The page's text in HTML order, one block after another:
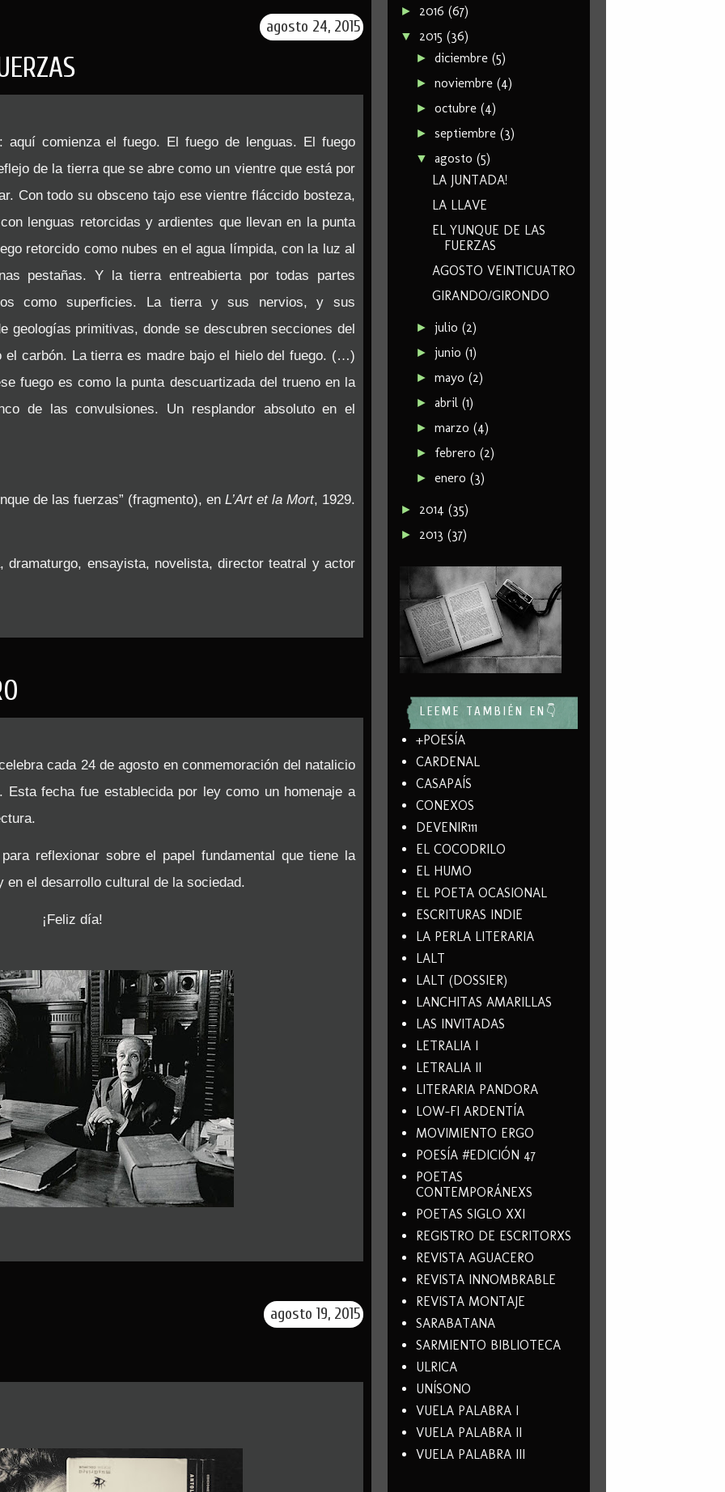
agosto 24, 2015
comienza el fuego. El fuego de lenguas. El fuego
de la tierra que se abre como un vientre que está por
Con todo su obsceno tajo ese vientre fláccido bosteza,
lenguas retorcidas y ardientes que llevan en la punta
retorcido como nubes en el agua límpida, con la luz al
pestañas. Y la tierra entreabierta por todas partes
como superficies. La tierra y sus nervios, y sus
geologías primitivas, donde se descubren secciones del
el carbón. La tierra es madre bajo el hielo del fuego. (…)
fuego es como la punta descuartizada del trueno en la
de las convulsiones. Un resplandor absoluto en el
de las fuerzas” (fragmento), en L’Art et la Mort, 1929.
dramaturgo, ensayista, novelista, director teatral y actor
cada 24 de agosto en conmemoración del natalicio
Esta fecha fue establecida por ley como un homenaje a
reflexionar sobre el papel fundamental que tiene la
el desarrollo cultural de la sociedad.
¡Feliz día!
agosto 19, 2015
► 2016 (67)
▼ 2015 (36)
►diciembre(5)
►noviembre(4)
►octubre(4)
►septiembre(3)
▼agosto(5)
LA JUNTADA!
LA LLAVE
EL YUNQUE DE LAS
FUERZAS
AGOSTO VEINTICUATRO
GIRANDO/GIRONDO
►julio(2)
►junio(1)
►mayo(2)
►abril(1)
►marzo(4)
► febrero(2)
►enero(3)
► 2014 (35)
► 2013 (37)
LEEME TAMBIÉN EN👇
+POESÍA
CARDENAL
CASAPAÍS
CONEXOS
DEVENIR111
EL COCODRILO
EL HUMO
EL POETA OCASIONAL
ESCRITURAS INDIE
LA PERLA LITERARIA
LALT
LALT (DOSSIER)
LANCHITAS AMARILLAS
LAS INVITADAS
LETRALIA I
LETRALIA II
LITERARIA PANDORA
LOW-FI ARDENTÍA
MOVIMIENTO ERGO
POESÍA #EDICIÓN 47
POETAS
CONTEMPORÁNEXS
POETAS SIGLO XXI
REGISTRO DE ESCRITORXS
REVISTA AGUACERO
REVISTA INNOMBRABLE
REVISTA MONTAJE
SARABATANA
SARMIENTO BIBLIOTECA
ULRICA
UNÍSONO
VUELA PALABRA I
VUELA PALABRA II
VUELA PALABRA III